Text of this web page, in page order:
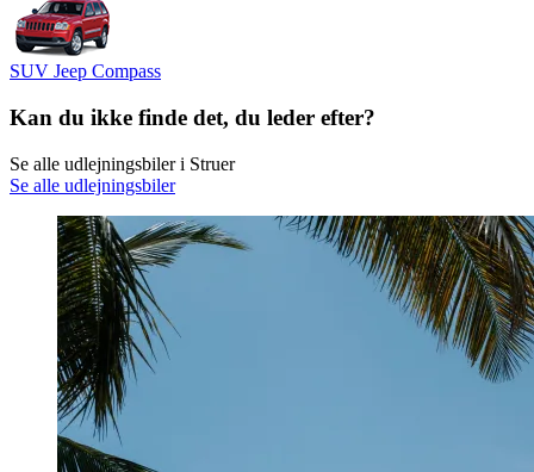
SUV Jeep Compass
Kan du ikke finde det, du leder efter?
Se alle udlejningsbiler i Struer
Se alle udlejningsbiler